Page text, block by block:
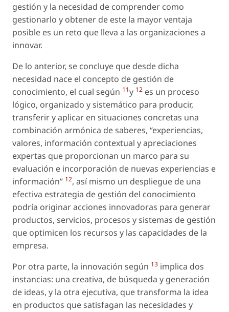
gestión y la necesidad de comprender como
gestionarlo y obtener de este la mayor ventaja
posible es un reto que lleva a las organizaciones a
innovar.
De lo anterior, se concluye que desde dicha
necesidad nace el concepto de gestión de
conocimiento, el cual según 11y 12 es un proceso
lógico, organizado y sistemático para producir,
transferir y aplicar en situaciones concretas una
combinación armónica de saberes, “experiencias,
valores, información contextual y apreciaciones
expertas que proporcionan un marco para su
evaluación e incorporación de nuevas experiencias e
información” 12, así mismo un despliegue de una
efectiva estrategia de gestión del conocimiento
podría originar acciones innovadoras para generar
productos, servicios, procesos y sistemas de gestión
que optimicen los recursos y las capacidades de la
empresa.
Por otra parte, la innovación según 13 implica dos
instancias: una creativa, de búsqueda y generación
de ideas, y la otra ejecutiva, que transforma la idea
en productos que satisfagan las necesidades y